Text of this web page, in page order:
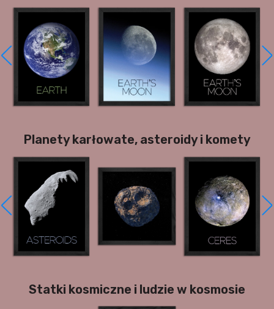
Planety karłowate, asteroidy i komety
Statki kosmiczne i ludzie w kosmosie